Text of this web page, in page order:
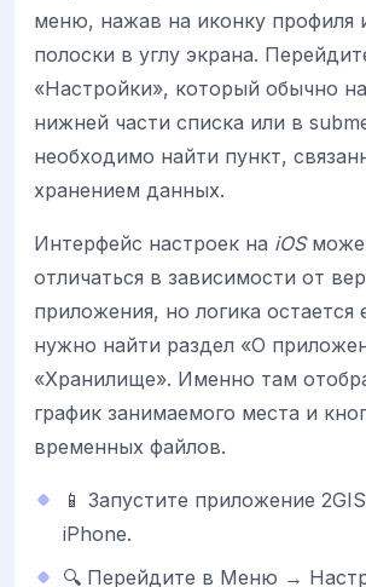
меню, нажав на иконку профиля
полоски в углу экрана.
«Настройки», который обычно
нижней части списка или в
необходимо найти пункт,
хранением данных.
Интерфейс настроек на iOS
отличаться в зависимости от
приложения, но логика остается
нужно найти раздел «О
«Хранилище». Именно там
график занимаемого места и
временных файлов.
📱 Запустите приложение
iPhone.
🔍 Перейдите в Меню →